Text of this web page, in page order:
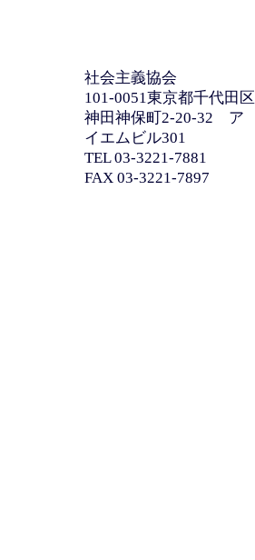
社会主義協会
101-0051東京都千代田区
神田神保町2-20-32 ア
イエムビル301
TEL 03-3221-7881
FAX 03-3221-7897